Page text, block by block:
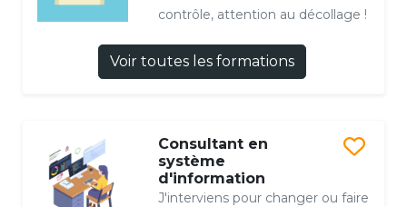
contrôle, attention au décollage !
Voir toutes les formations
Consultant en
système
d'information
J'interviens pour changer ou faire